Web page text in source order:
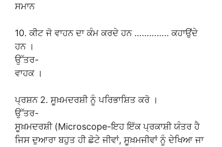
ਸਮਾਨ
10. ਕੀਟ ਜੋ ਵਾਹਨ ਦਾ ਕੰਮ ਕਰਦੇ ਹਨ ………….. ਕਹਾਉਂਦੇ
ਹਨ ।
ਉੱਤਰ-
ਵਾਹਕ ।
ਪ੍ਰਸ਼ਨ 2. ਸੂਖ਼ਮਦਰਸ਼ੀ ਨੂੰ ਪਰਿਭਾਸ਼ਿਤ ਕਰੋ ।
ਉੱਤਰ-
ਸੂਖ਼ਮਦਰਸ਼ੀ (Microscope-ਇਹ ਇੱਕ ਪ੍ਰਕਾਸ਼ੀ ਯੰਤਰ ਹੈ
ਜਿਸ ਦੁਆਰਾ ਬਹੁਤ ਹੀ ਛੋਟੇ ਜੀਵਾਂ, ਸੂਖ਼ਮਜੀਵਾਂ ਨੂੰ ਦੇਖਿਆ ਜਾ